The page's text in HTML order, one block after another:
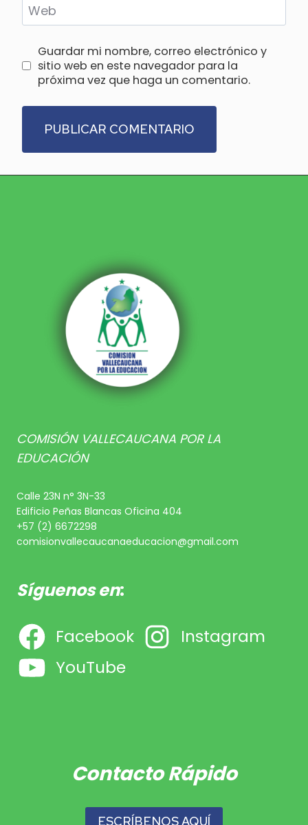
Web
Guardar mi nombre, correo electrónico y
sitio web en este navegador para la
próxima vez que haga un comentario.
COMISIÓN VALLECAUCANA POR LA
EDUCACIÓN
Calle 23N n° 3N-33
Edificio Peñas Blancas Oficina 404
+57 (2) 6672298
comisionvallecaucanaeducacion@gmail.com
Síguenos en:
Facebook
Instagram
YouTube
Contacto Rápido
ESCRÍBENOS AQUÍ